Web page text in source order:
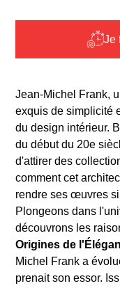
Je
Jean-Michel Frank,
exquis de simplicité
du design intérieur.
du début du 20e
d'attirer des
comment cet
rendre ses œuvres
Plongeons dans
découvrons les
Origines de
Michel Frank a
prenait son essor.